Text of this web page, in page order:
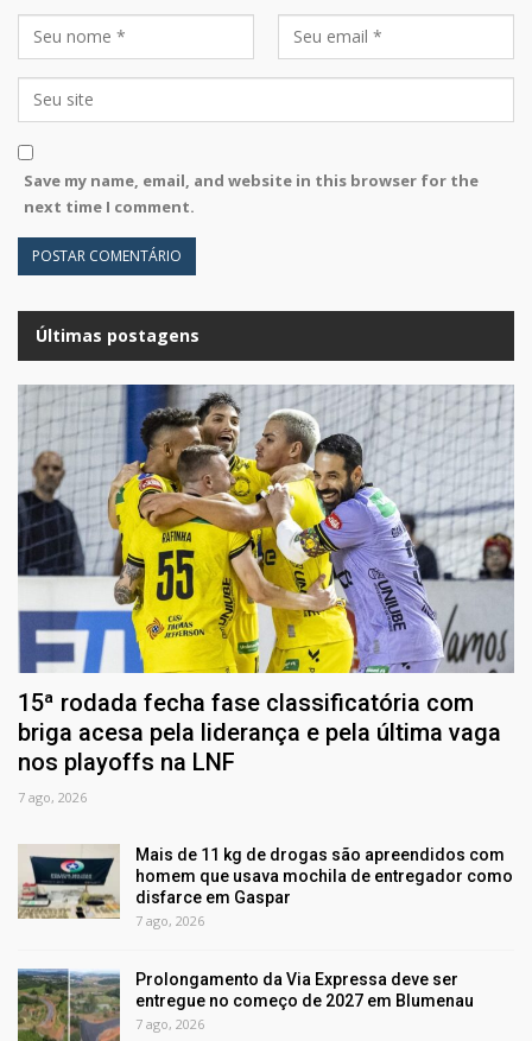
Save my name, email, and website in this browser for the
next time I comment.
Últimas postagens
15ª rodada fecha fase classificatória com
briga acesa pela liderança e pela última vaga
nos playoffs na LNF
7 ago, 2026
Mais de 11 kg de drogas são apreendidos com
homem que usava mochila de entregador como
disfarce em Gaspar
7 ago, 2026
Prolongamento da Via Expressa deve ser
entregue no começo de 2027 em Blumenau
7 ago, 2026